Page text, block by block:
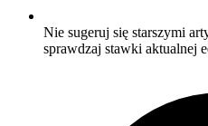
Nie sugeruj się starszymi
sprawdzaj stawki aktualnej